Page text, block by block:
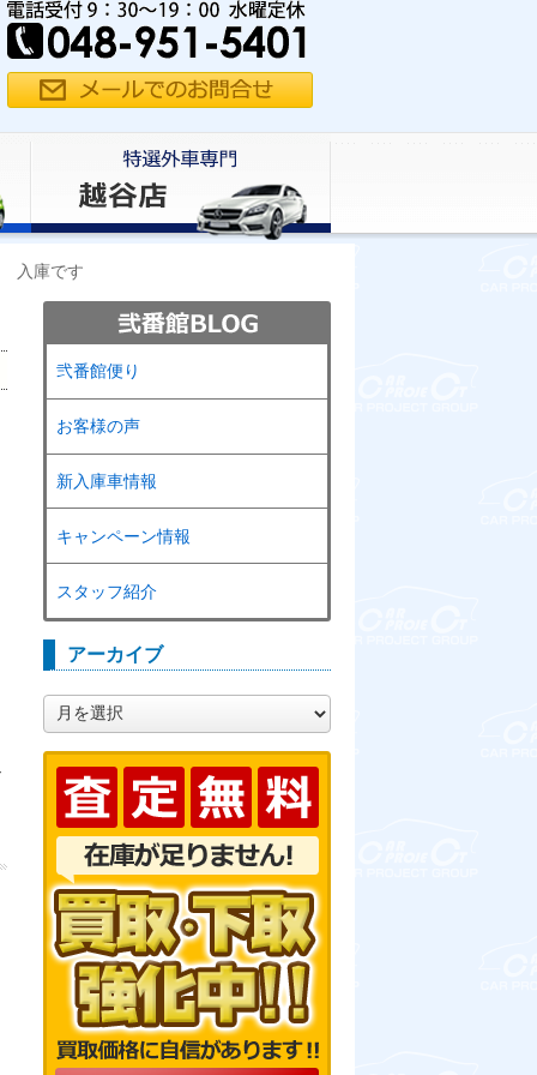
入庫です
弐番館便り
お客様の声
新入庫車情報
キャンペーン情報
スタッフ紹介
アーカイブ
ー
カ